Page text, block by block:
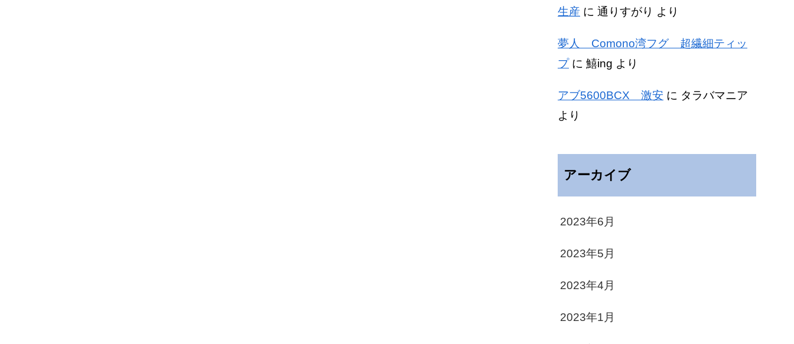
生産 に 通りすがり より
夢人 Comono湾フグ 超繊細ティッ
プに 鱚ing より
アブ5600BCX 激安 に タラバマニア
より
アーカイブ
2023年6月
2023年5月
2023年4月
2023年1月